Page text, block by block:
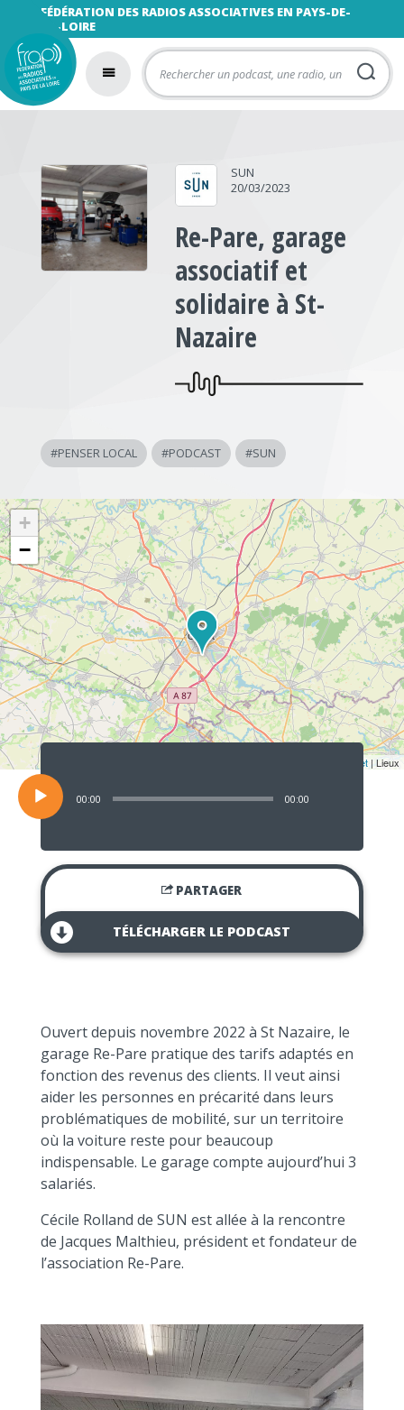
FÉDÉRATION DES RADIOS ASSOCIATIVES EN PAYS-DE-
LA-LOIRE
SUN
20/03/2023
Re-Pare, garage
associatif et
solidaire à St-
Nazaire
#PENSER LOCAL #PODCAST #SUN
+
−
Leaflet | Lieux
Lecteur
00:00 00:00
PARTAGER
TÉLÉCHARGER LE PODCAST
Ouvert depuis novembre 2022 à St Nazaire, le
garage Re-Pare pratique des tarifs adaptés en
fonction des revenus des clients. Il veut ainsi
aider les personnes en précarité dans leurs
problématiques de mobilité, sur un territoire
où la voiture reste pour beaucoup
indispensable. Le garage compte aujourd’hui 3
salariés.
Cécile Rolland de SUN est allée à la rencontre
de Jacques Malthieu, président et fondateur de
l’association Re-Pare.